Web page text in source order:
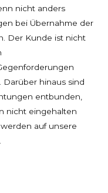
nicht anders
bei Übernahme der
Der Kunde ist nicht
hinaus sind
entbunden,
nicht eingehalten
auf unsere